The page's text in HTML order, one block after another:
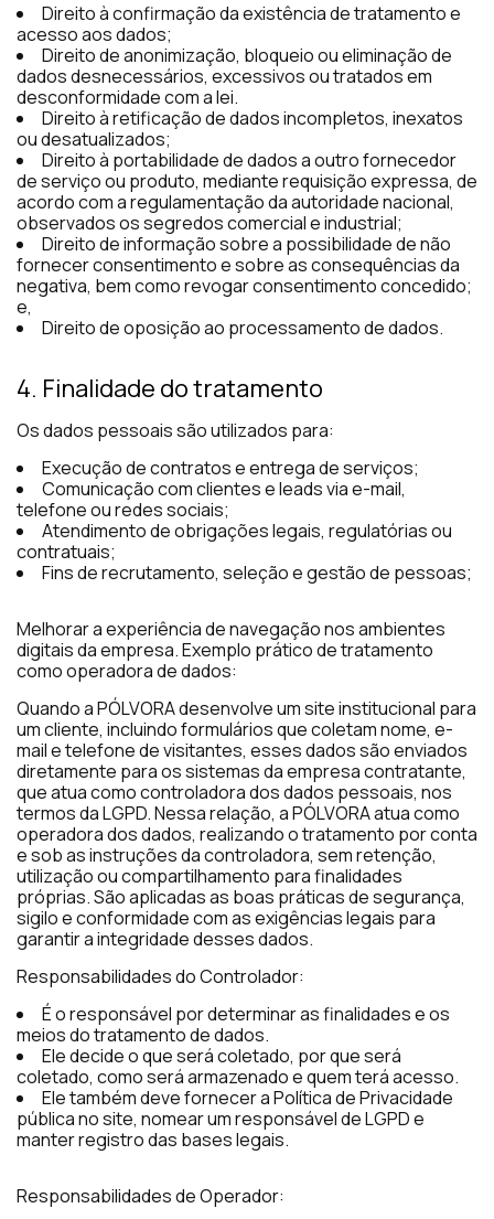
Direito à confirmação da existência de tratamento e
acesso aos dados;
Direito de anonimização, bloqueio ou eliminação de
dados desnecessários, excessivos ou tratados em
desconformidade com a lei.
Direito à retificação de dados incompletos, inexatos
ou desatualizados;
Direito à portabilidade de dados a outro fornecedor
de serviço ou produto, mediante requisição expressa, de
acordo com a regulamentação da autoridade nacional,
observados os segredos comercial e industrial;
Direito de informação sobre a possibilidade de não
fornecer consentimento e sobre as consequências da
negativa, bem como revogar consentimento concedido;
e,
Direito de oposição ao processamento de dados.
4. Finalidade do tratamento
Os dados pessoais são utilizados para:
Execução de contratos e entrega de serviços;
Comunicação com clientes e leads via e-mail,
telefone ou redes sociais;
Atendimento de obrigações legais, regulatórias ou
contratuais;
Fins de recrutamento, seleção e gestão de pessoas;
Melhorar a experiência de navegação nos ambientes
digitais da empresa. Exemplo prático de tratamento
como operadora de dados:
Quando a PÓLVORA desenvolve um site institucional para
um cliente, incluindo formulários que coletam nome, e-
mail e telefone de visitantes, esses dados são enviados
diretamente para os sistemas da empresa contratante,
que atua como controladora dos dados pessoais, nos
termos da LGPD. Nessa relação, a PÓLVORA atua como
operadora dos dados, realizando o tratamento por conta
e sob as instruções da controladora, sem retenção,
utilização ou compartilhamento para finalidades
próprias. São aplicadas as boas práticas de segurança,
sigilo e conformidade com as exigências legais para
garantir a integridade desses dados.
Responsabilidades do Controlador:
É o responsável por determinar as finalidades e os
meios do tratamento de dados.
Ele decide o que será coletado, por que será
coletado, como será armazenado e quem terá acesso.
Ele também deve fornecer a Política de Privacidade
pública no site, nomear um responsável de LGPD e
manter registro das bases legais.
Responsabilidades de Operador: